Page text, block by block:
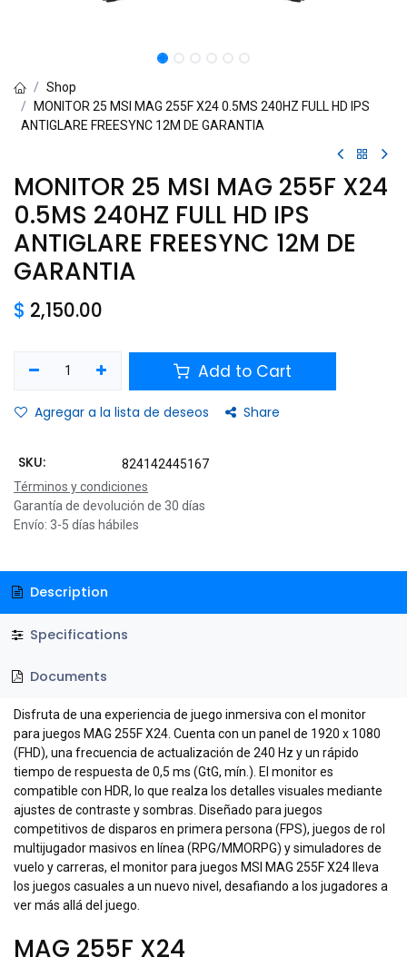
Shop
MONITOR 25 MSI MAG 255F X24 0.5MS 240HZ FULL HD IPS
ANTIGLARE FREESYNC 12M DE GARANTIA
MONITOR 25 MSI MAG 255F X24
0.5MS 240HZ FULL HD IPS
ANTIGLARE FREESYNC 12M DE
GARANTIA
$ 2,150.00
Add to Cart
Agregar a la lista de deseos Share
SKU:
824142445167
Términos y condiciones
Garantía de devolución de 30 días
Envío: 3-5 días hábiles
Description
Specifications
Documents
Disfruta de una experiencia de juego inmersiva con el monitor
para juegos MAG 255F X24. Cuenta con un panel de 1920 x 1080
(FHD), una frecuencia de actualización de 240 Hz y un rápido
tiempo de respuesta de 0,5 ms (GtG, mín.). El monitor es
compatible con HDR, lo que realza los detalles visuales mediante
ajustes de contraste y sombras. Diseñado para juegos
competitivos de disparos en primera persona (FPS), juegos de rol
multijugador masivos en línea (RPG/MMORPG) y simuladores de
vuelo y carreras, el monitor para juegos MSI MAG 255F X24 lleva
los juegos casuales a un nuevo nivel, desafiando a los jugadores a
ver más allá del juego.
MAG 255F X24